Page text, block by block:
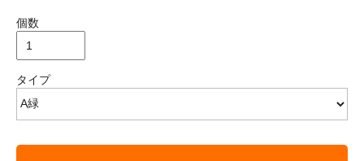
個数
タイプ